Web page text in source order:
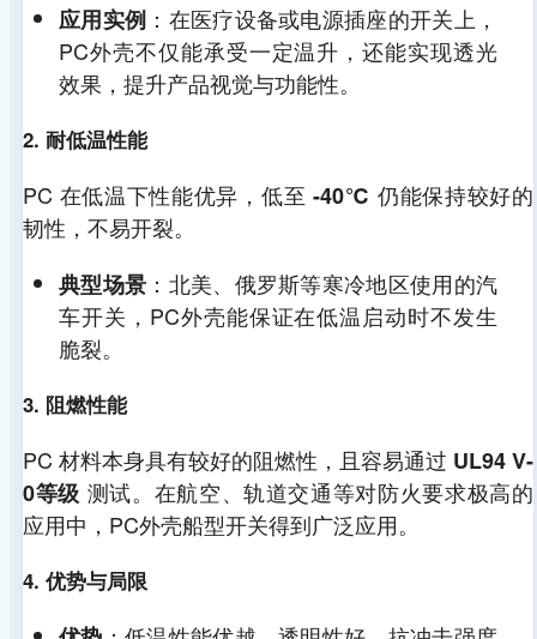
应用实例 ：在医疗设备或电源插座的开关上，
PC外壳不仅能承受一定温升，还能实现透光
效果，提升产品视觉与功能性。
2. 耐低温性能
PC 在低温下性能优异，低至 -40℃ 仍能保持较好的
韧性，不易开裂。
典型场景 ：北美、俄罗斯等寒冷地区使用的汽
车开关，PC外壳能保证在低温启动时不发生
脆裂。
3. 阻燃性能
PC 材料本身具有较好的阻燃性，且容易通过 UL94 V-
0等级 测试。在航空、轨道交通等对防火要求极高的
应用中，PC外壳船型开关得到广泛应用。
4. 优势与局限